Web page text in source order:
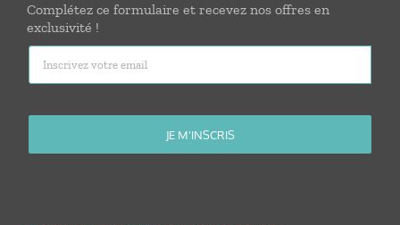
Complétez ce formulaire et recevez nos offres en
exclusivité !